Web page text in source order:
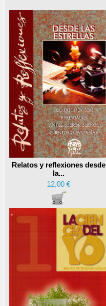
Relatos y reflexiones desde
la...
12,00 €